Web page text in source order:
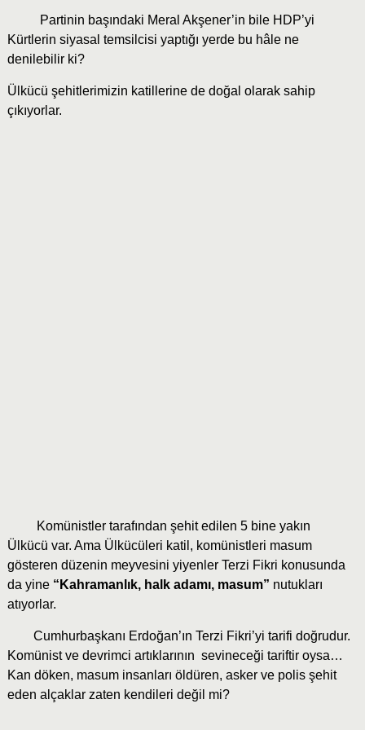
Partinin başındaki Meral Akşener’in bile HDP’yi
Kürtlerin siyasal temsilcisi yaptığı yerde bu hâle ne
denilebilir ki?
Ülkücü şehitlerimizin katillerine de doğal olarak sahip
çıkıyorlar.
Komünistler tarafından şehit edilen 5 bine yakın
Ülkücü var. Ama Ülkücüleri katil, komünistleri masum
gösteren düzenin meyvesini yiyenler Terzi Fikri konusunda
da yine “Kahramanlık, halk adamı, masum” nutukları
atıyorlar.
Cumhurbaşkanı Erdoğan’ın Terzi Fikri’yi tarifi doğrudur.
Komünist ve devrimci artıklarının sevineceği tariftir oysa…
Kan döken, masum insanları öldüren, asker ve polis şehit
eden alçaklar zaten kendileri değil mi?